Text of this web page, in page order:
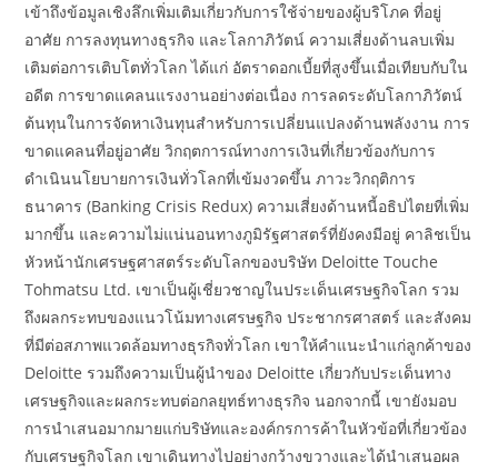
เข้าถึงข้อมูลเชิงลึกเพิ่มเติมเกี่ยวกับการใช้จ่ายของผู้บริโภค ที่อยู่
อาศัย การลงทุนทางธุรกิจ และโลกาภิวัตน์ ความเสี่ยงด้านลบเพิ่ม
เติมต่อการเติบโตทั่วโลก ได้แก่ อัตราดอกเบี้ยที่สูงขึ้นเมื่อเทียบกับใน
อดีต การขาดแคลนแรงงานอย่างต่อเนื่อง การลดระดับโลกาภิวัตน์
ต้นทุนในการจัดหาเงินทุนสำหรับการเปลี่ยนแปลงด้านพลังงาน การ
ขาดแคลนที่อยู่อาศัย วิกฤตการณ์ทางการเงินที่เกี่ยวข้องกับการ
ดำเนินนโยบายการเงินทั่วโลกที่เข้มงวดขึ้น ภาวะวิกฤติการ
ธนาคาร (Banking Crisis Redux) ความเสี่ยงด้านหนี้อธิปไตยที่เพิ่ม
มากขึ้น และความไม่แน่นอนทางภูมิรัฐศาสตร์ที่ยังคงมีอยู่ คาลิชเป็น
หัวหน้านักเศรษฐศาสตร์ระดับโลกของบริษัท Deloitte Touche
Tohmatsu Ltd. เขาเป็นผู้เชี่ยวชาญในประเด็นเศรษฐกิจโลก รวม
ถึงผลกระทบของแนวโน้มทางเศรษฐกิจ ประชากรศาสตร์ และสังคม
ที่มีต่อสภาพแวดล้อมทางธุรกิจทั่วโลก เขาให้คำแนะนำแก่ลูกค้าของ
Deloitte รวมถึงความเป็นผู้นำของ Deloitte เกี่ยวกับประเด็นทาง
เศรษฐกิจและผลกระทบต่อกลยุทธ์ทางธุรกิจ นอกจากนี้ เขายังมอบ
การนำเสนอมากมายแก่บริษัทและองค์กรการค้าในหัวข้อที่เกี่ยวข้อง
กับเศรษฐกิจโลก เขาเดินทางไปอย่างกว้างขวางและได้นำเสนอผล